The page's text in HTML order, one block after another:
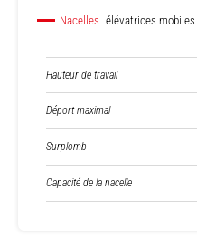
Nacelles élévatrices mobiles
Hauteur de travail
Déport maximal
Surplomb
Capacité de la nacelle